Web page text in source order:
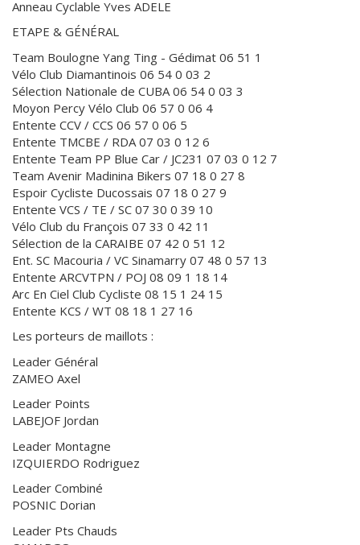
Anneau Cyclable Yves ADELE
ETAPE & GÉNÉRAL
Team Boulogne Yang Ting - Gédimat 06 51 1
Vélo Club Diamantinois 06 54 0 03 2
Sélection Nationale de CUBA 06 54 0 03 3
Moyon Percy Vélo Club 06 57 0 06 4
Entente CCV / CCS 06 57 0 06 5
Entente TMCBE / RDA 07 03 0 12 6
Entente Team PP Blue Car / JC231 07 03 0 12 7
Team Avenir Madinina Bikers 07 18 0 27 8
Espoir Cycliste Ducossais 07 18 0 27 9
Entente VCS / TE / SC 07 30 0 39 10
Vélo Club du François 07 33 0 42 11
Sélection de la CARAIBE 07 42 0 51 12
Ent. SC Macouria / VC Sinamarry 07 48 0 57 13
Entente ARCVTPN / POJ 08 09 1 18 14
Arc En Ciel Club Cycliste 08 15 1 24 15
Entente KCS / WT 08 18 1 27 16
Les porteurs de maillots :
Leader Général
ZAMEO Axel
Leader Points
LABEJOF Jordan
Leader Montagne
IZQUIERDO Rodriguez
Leader Combiné
POSNIC Dorian
Leader Pts Chauds